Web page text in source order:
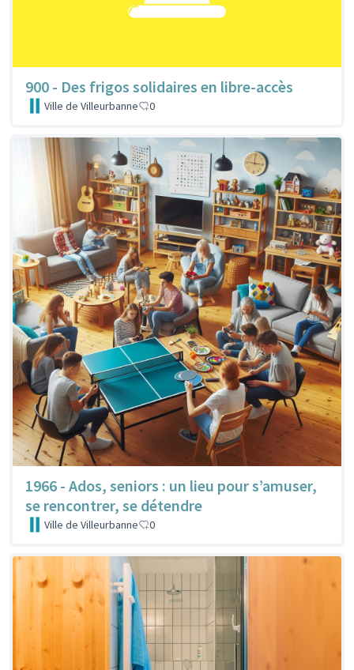
900 - Des frigos solidaires en libre-accès
Ville de Villeurbanne 0
1966 - Ados, seniors : un lieu pour s’amuser,
se rencontrer, se détendre
Ville de Villeurbanne 0